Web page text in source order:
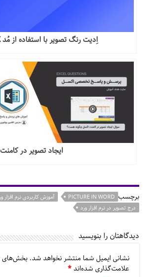
اِدیت رنگ تصویر با استفاده از مُد CMYK
ایجاد تصویر در
برچسب PICTURE IN WORD
آموزش کاربردی نرم افزار
درج تصویر در نرم افزار ورد
دیدگاهتان را بنویسید
نشانی ایمیل شما منتشر نخواهد شد. بخش‌های
علامت‌گذاری شده‌اند*